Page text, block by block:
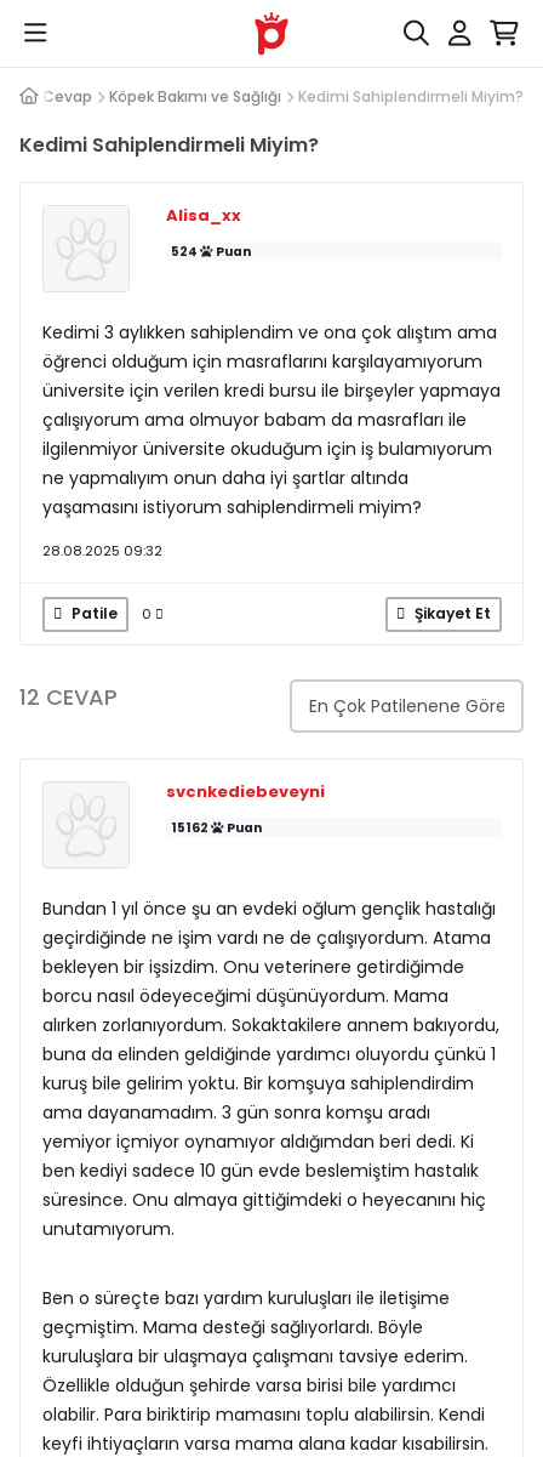
Soru Cevap Köpek Bakımı ve Sağlığı Kedimi Sahiplendirmeli Miyim?
Kedimi Sahiplendirmeli Miyim?
Alisa_xx
524 Puan
Kedimi 3 aylıkken sahiplendim ve ona çok alıştım ama
öğrenci olduğum için masraflarını karşılayamıyorum
üniversite için verilen kredi bursu ile birşeyler yapmaya
çalışıyorum ama olmuyor babam da masrafları ile
ilgilenmiyor üniversite okuduğum için iş bulamıyorum
ne yapmalıyım onun daha iyi şartlar altında
yaşamasını istiyorum sahiplendirmeli miyim?
28.08.2025 09:32
Patile 0 Şikayet Et
12 CEVAP
svcnkediebeveyni
15162 Puan
Bundan 1 yıl önce şu an evdeki oğlum gençlik hastalığı
geçirdiğinde ne işim vardı ne de çalışıyordum. Atama
bekleyen bir işsizdim. Onu veterinere getirdiğimde
borcu nasıl ödeyeceğimi düşünüyordum. Mama
alırken zorlanıyordum. Sokaktakilere annem bakıyordu,
buna da elinden geldiğinde yardımcı oluyordu çünkü 1
kuruş bile gelirim yoktu. Bir komşuya sahiplendirdim
ama dayanamadım. 3 gün sonra komşu aradı
yemiyor içmiyor oynamıyor aldığımdan beri dedi. Ki
ben kediyi sadece 10 gün evde beslemiştim hastalık
süresince. Onu almaya gittiğimdeki o heyecanını hiç
unutamıyorum.
Ben o süreçte bazı yardım kuruluşları ile iletişime
geçmiştim. Mama desteği sağlıyorlardı. Böyle
kuruluşlara bir ulaşmaya çalışmanı tavsiye ederim.
Özellikle olduğun şehirde varsa birisi bile yardımcı
olabilir. Para biriktirip mamasını toplu alabilirsin. Kendi
keyfi ihtiyaçların varsa mama alana kadar kısabilirsin.